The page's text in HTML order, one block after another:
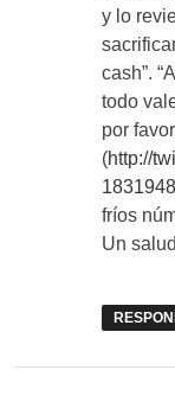
y lo
cash”.
todo
por
(http://
fríos
Un